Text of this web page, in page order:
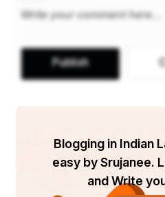
मानव बस्तियों के पास आ जाते हैं।
उठाना पड़ता है। ग्रामीण क्षेत्रों में
करने की घटनाएं आम हैं, जिससे
नकारात्मक भावना पैदा होती है।
4. जलवायु परिवर्तन:
जलवायु परिवर्तन भी बाघों के
प्रभाव डाल रहा है। वन्यजीवों के
Publish
Blogging in Indian
easy by Srujanee.
and Write